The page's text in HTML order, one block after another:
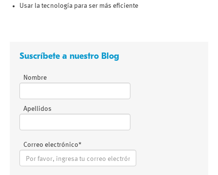
Usar la tecnología para ser más eficiente
Suscríbete a nuestro Blog
Nombre
Apellidos
Correo electrónico*